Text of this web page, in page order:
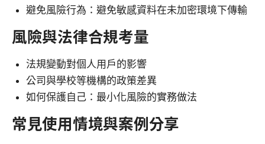
避免風險行為：避免敏感資料在未加密環境下傳輸
風險與法律合規考量
法規變動對個人用戶的影響
公司與學校等機構的政策差異
如何保護自己：最小化風險的實務做法
常見使用情境與案例分享